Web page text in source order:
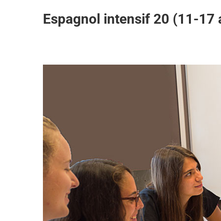
Espagnol intensif 20 (11-17